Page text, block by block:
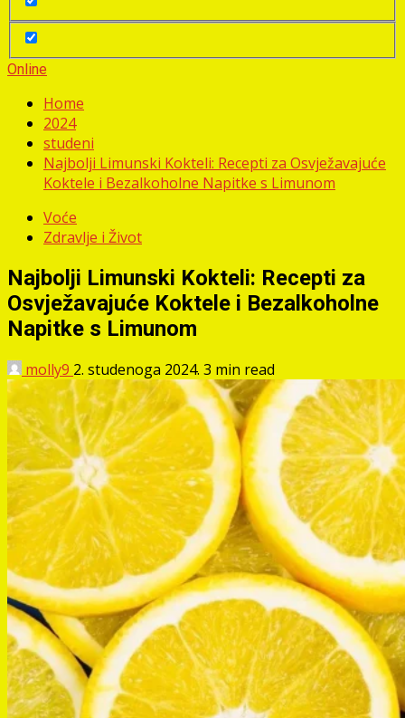
Online
Home
2024
studeni
Najbolji Limunski Kokteli: Recepti za Osvježavajuće
Koktele i Bezalkoholne Napitke s Limunom
Voće
Zdravlje i Život
Najbolji Limunski Kokteli: Recepti za
Osvježavajuće Koktele i Bezalkoholne
Napitke s Limunom
molly9 2. studenoga 2024. 3 min read